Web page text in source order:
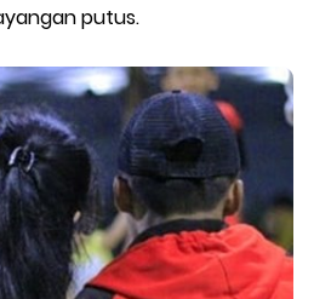
DNS Server Gojek Terbaru
putus.